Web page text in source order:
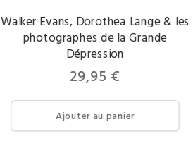
Walker Evans, Dorothea Lange & les
photographes de la Grande
Dépression
Prix
29,95 €
Ajouter au panier